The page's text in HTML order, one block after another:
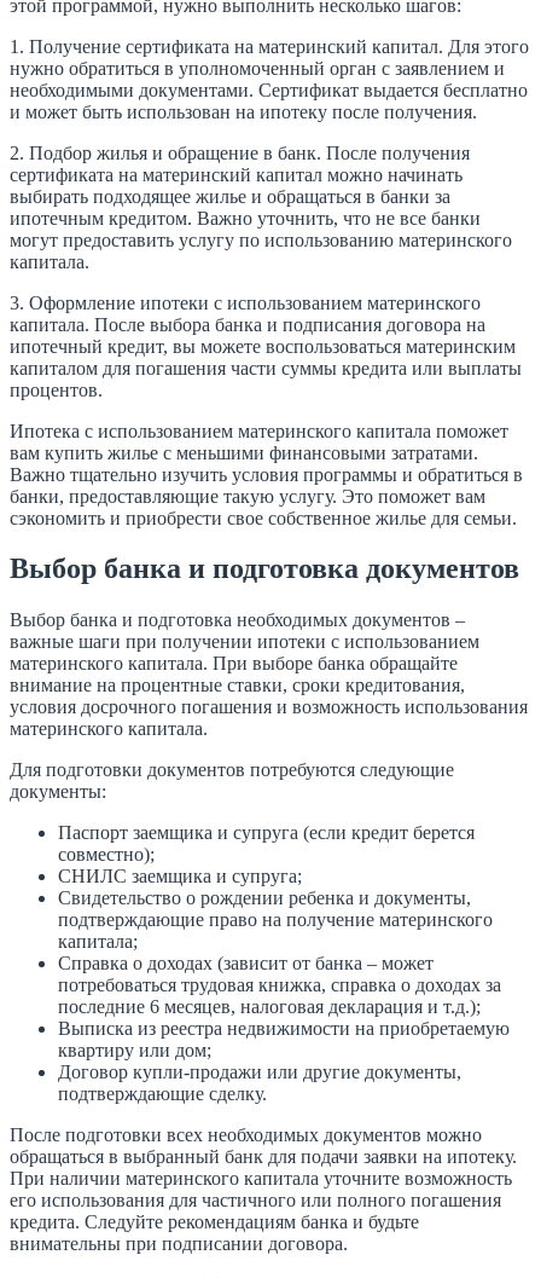
этой программой, нужно выполнить несколько шагов:
1. Получение сертификата на материнский капитал. Для этого
нужно обратиться в уполномоченный орган с заявлением и
необходимыми документами. Сертификат выдается бесплатно
и может быть использован на ипотеку после получения.
2. Подбор жилья и обращение в банк. После получения
сертификата на материнский капитал можно начинать
выбирать подходящее жилье и обращаться в банки за
ипотечным кредитом. Важно уточнить, что не все банки
могут предоставить услугу по использованию материнского
капитала.
3. Оформление ипотеки с использованием материнского
капитала. После выбора банка и подписания договора на
ипотечный кредит, вы можете воспользоваться материнским
капиталом для погашения части суммы кредита или выплаты
процентов.
Ипотека с использованием материнского капитала поможет
вам купить жилье с меньшими финансовыми затратами.
Важно тщательно изучить условия программы и обратиться в
банки, предоставляющие такую услугу. Это поможет вам
сэкономить и приобрести свое собственное жилье для семьи.
Выбор банка и подготовка документов
Выбор банка и подготовка необходимых документов –
важные шаги при получении ипотеки с использованием
материнского капитала. При выборе банка обращайте
внимание на процентные ставки, сроки кредитования,
условия досрочного погашения и возможность использования
материнского капитала.
Для подготовки документов потребуются следующие
документы:
Паспорт заемщика и супруга (если кредит берется
совместно);
СНИЛС заемщика и супруга;
Свидетельство о рождении ребенка и документы,
подтверждающие право на получение материнского
капитала;
Справка о доходах (зависит от банка – может
потребоваться трудовая книжка, справка о доходах за
последние 6 месяцев, налоговая декларация и т.д.);
Выписка из реестра недвижимости на приобретаемую
квартиру или дом;
Договор купли-продажи или другие документы,
подтверждающие сделку.
После подготовки всех необходимых документов можно
обращаться в выбранный банк для подачи заявки на ипотеку.
При наличии материнского капитала уточните возможность
его использования для частичного или полного погашения
кредита. Следуйте рекомендациям банка и будьте
внимательны при подписании договора.